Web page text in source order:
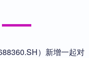
）新增一起对